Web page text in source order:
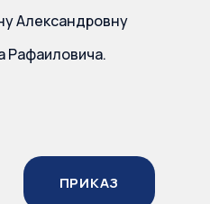
Александровну
Рафаиловича.
ПРИКАЗ